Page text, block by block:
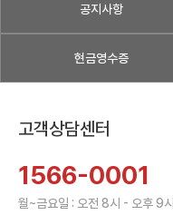
공지사항
현금영수증
고객상담센터
1566-0001
월~금요일 : 오전 8시 - 오후 9시